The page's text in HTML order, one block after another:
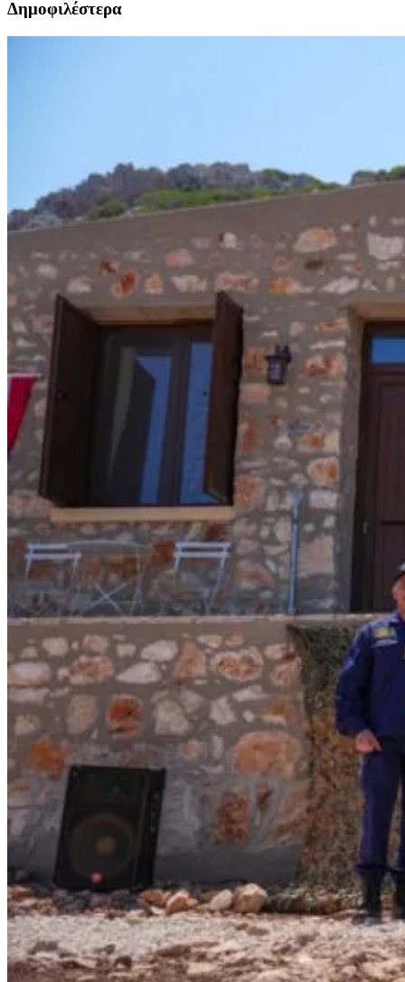
Δημοφιλέστερα